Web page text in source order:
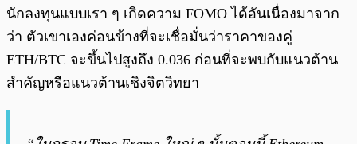
นักลงทุนแบบเรา ๆ เกิดความ FOMO ได้อันเนื่องมาจาก
ว่า ตัวเขาเองค่อนข้างที่จะเชื่อมั่นว่าราคาของคู่
ETH/BTC จะขึ้นไปสูงถึง 0.036 ก่อนที่จะพบกับแนวต้าน
สำคัญหรือแนวต้านเชิงจิตวิทยา